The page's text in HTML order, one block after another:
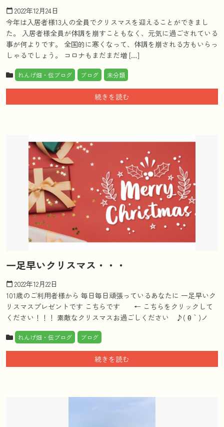
calendar_today 2022年12月24日
今年は入居者様13人の全員でクリスマスを迎えることができまし
た。 入居者様全員が体調を崩すこともなく、元気に過ごされている
事が何よりです。 全国的に寒くなって、体調を崩される方もいらっ
しゃるでしょう。 コロナもまだまだ増 […]
れんげ畑・伝ブログ ブログ 未分類
続きを読む
一足早いクリスマス・・・
calendar_today 2022年12月22日
101歳のご利用者様から 毎日毎日頑張っているあなたに 一足早いク
リスマスプレゼントです こちらです ← こちらをクリックして
ください！！！ 素敵なクリスマスお過ごしください ♪( ´θ｀)ノ
れんげ畑・伝ブログ ブログ
続きを読む